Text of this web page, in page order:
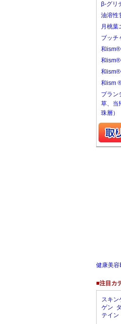
β-グリ
油溶性
月桃葉
ブッチ
和
和
和
和ism
プラン
草、当
珠層）
健康美容
■注目カ
スキン
ゲン
テイン